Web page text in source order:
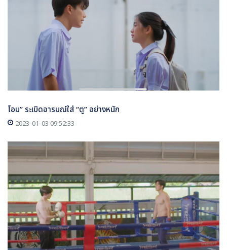
โอม” ระเบิดอารมณ์ใส่ “ตู” อย่างหนัก
2023-01-03 09:52:33